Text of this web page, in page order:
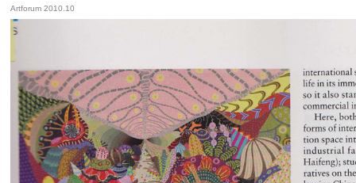
Artforum 2010.10